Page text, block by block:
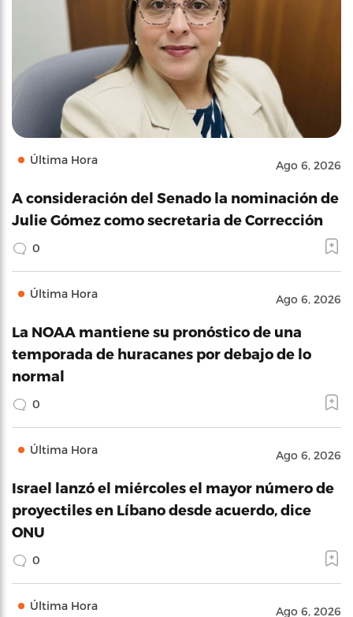
Última Hora Ago 6, 2026
A consideración del Senado la nominación de
Julie Gómez como secretaria de Corrección
0
Última Hora Ago 6, 2026
La NOAA mantiene su pronóstico de una
temporada de huracanes por debajo de lo
normal
0
Última Hora Ago 6, 2026
Israel lanzó el miércoles el mayor número de
proyectiles en Líbano desde acuerdo, dice
ONU
0
Última Hora Ago 6, 2026